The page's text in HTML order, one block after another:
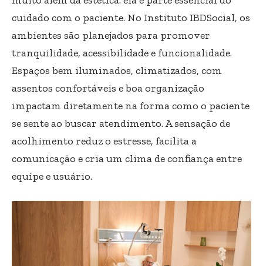
cuidado com o paciente. No Instituto IBDSocial, os
ambientes são planejados para promover
tranquilidade, acessibilidade e funcionalidade.
Espaços bem iluminados, climatizados, com
assentos confortáveis e boa organização
impactam diretamente na forma como o paciente
se sente ao buscar atendimento. A sensação de
acolhimento reduz o estresse, facilita a
comunicação e cria um clima de confiança entre
equipe e usuário.